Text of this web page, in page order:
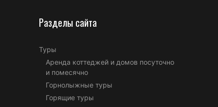
Разделы сайта
Туры
Аренда коттеджей и домов посуточно
и помесячно
Горнолыжные туры
Горящие туры